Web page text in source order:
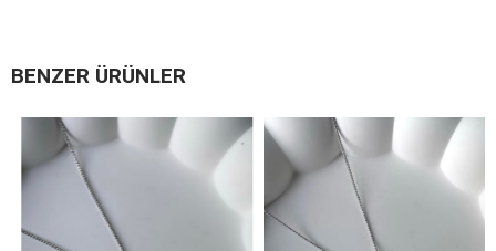
BENZER ÜRÜNLER